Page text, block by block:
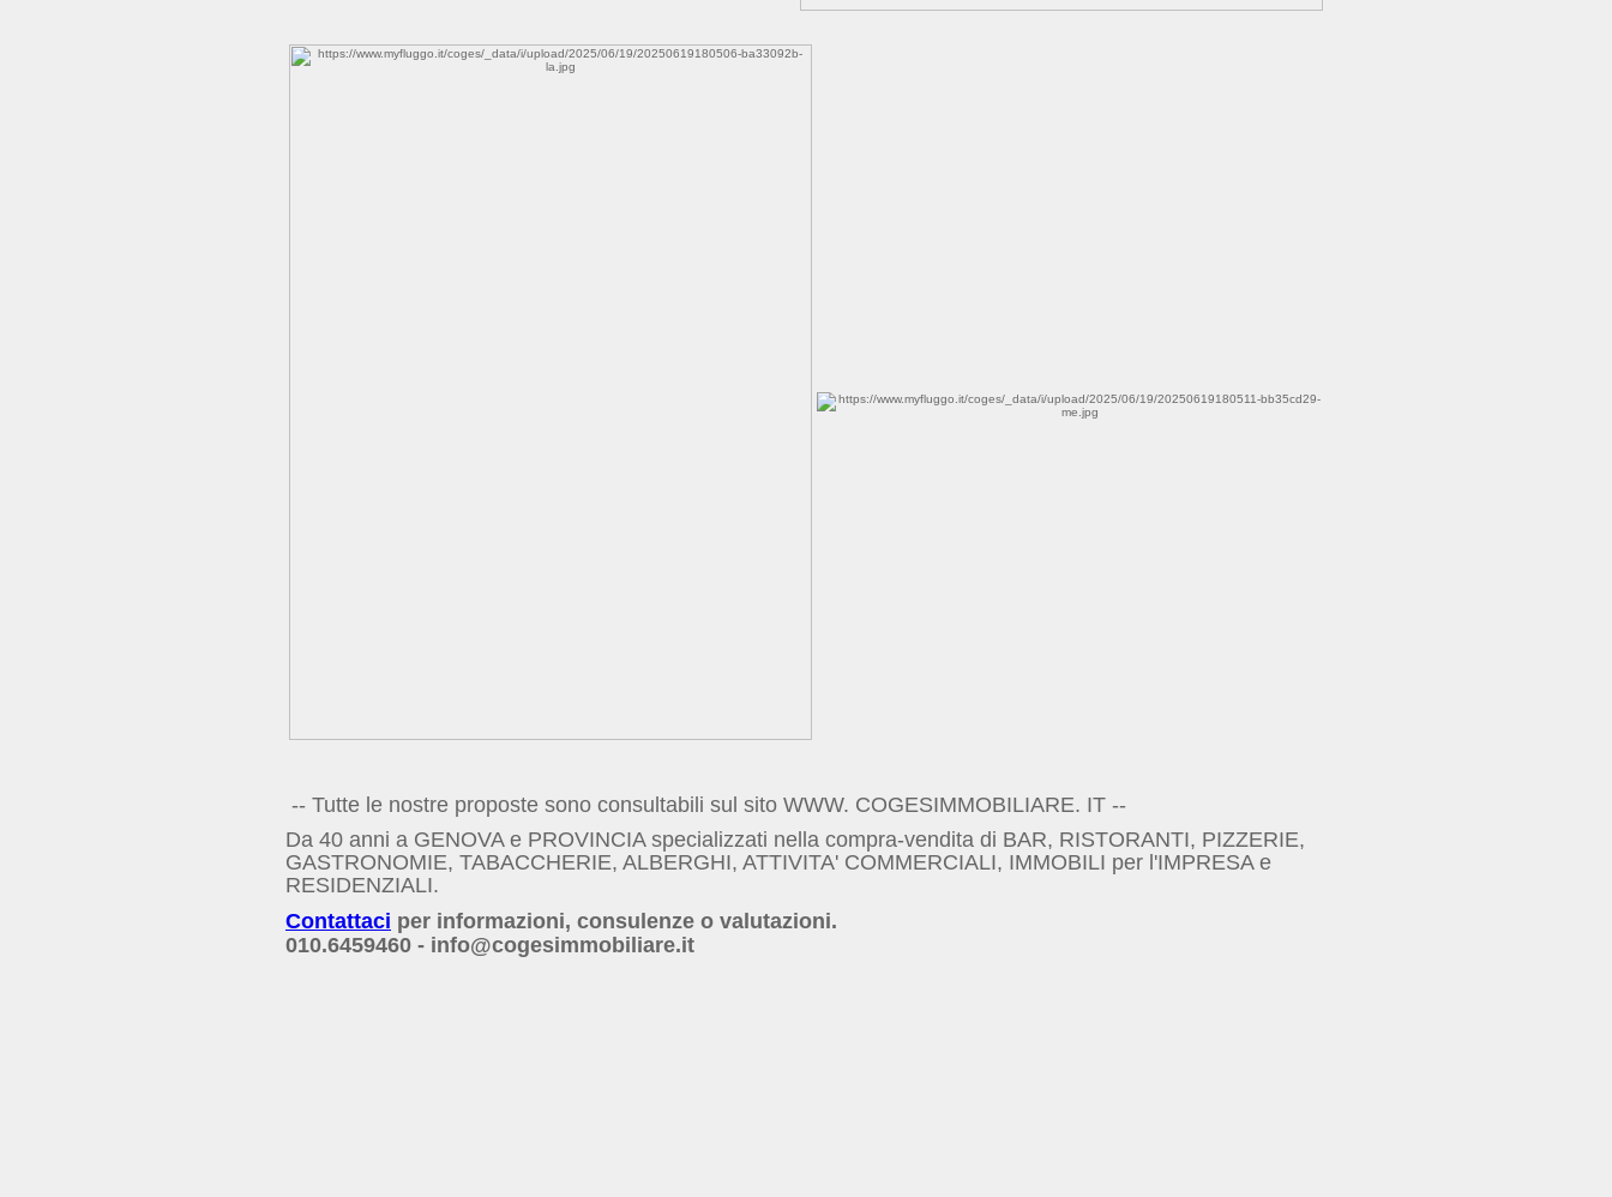
-- Tutte le nostre proposte sono consultabili sul sito WWW. COGESIMMOBILIARE. IT --
Da 40 anni a GENOVA e PROVINCIA specializzati nella compra-vendita di BAR, RISTORANTI, PIZZERIE,
GASTRONOMIE, TABACCHERIE, ALBERGHI, ATTIVITA' COMMERCIALI, IMMOBILI per l'IMPRESA e
RESIDENZIALI.
Contattaci per informazioni, consulenze o valutazioni.
010.6459460 - info@cogesimmobiliare.it